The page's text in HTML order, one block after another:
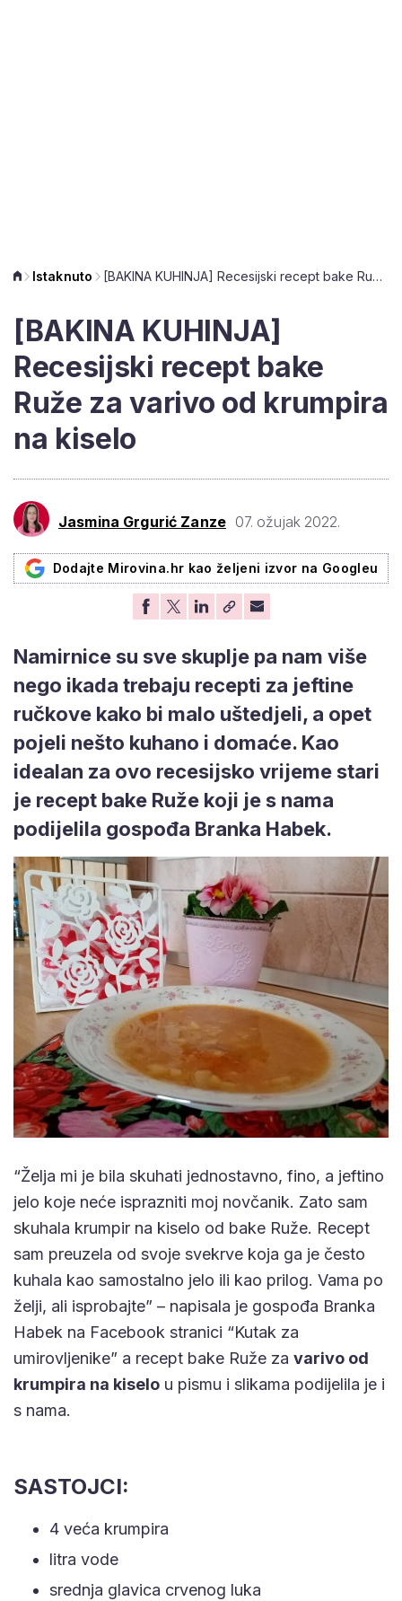
Istaknuto [BAKINA KUHINJA] Recesijski recept bake Ruže za varivo od krumpira na kiselo
[BAKINA KUHINJA]
Recesijski recept bake
Ruže za varivo od krumpira
na kiselo
Jasmina Grgurić Zanze 07. ožujak 2022.
Dodajte Mirovina.hr kao željeni izvor na Googleu
Namirnice su sve skuplje pa nam više
nego ikada trebaju recepti za jeftine
ručkove kako bi malo uštedjeli, a opet
pojeli nešto kuhano i domaće. Kao
idealan za ovo recesijsko vrijeme stari
je recept bake Ruže koji je s nama
podijelila gospođa Branka Habek.
“Želja mi je bila skuhati jednostavno, fino, a jeftino
jelo koje neće isprazniti moj novčanik. Zato sam
skuhala krumpir na kiselo od bake Ruže. Recept
sam preuzela od svoje svekrve koja ga je često
kuhala kao samostalno jelo ili kao prilog. Vama po
želji, ali isprobajte” – napisala je gospođa Branka
Habek na Facebook stranici “Kutak za
umirovljenike” a recept bake Ruže za varivo od
krumpira na kiselo u pismu i slikama podijelila je i
s nama.
SASTOJCI:
4 veća krumpira
litra vode
srednja glavica crvenog luka